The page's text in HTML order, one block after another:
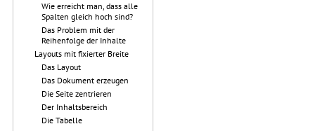
Wie erreicht man, dass alle
Spalten gleich hoch sind?
Das Problem mit der
Reihenfolge der Inhalte
Layouts mit fixierter Breite
Das Layout
Das Dokument erzeugen
Die Seite zentrieren
Der Inhaltsbereich
Die Tabelle